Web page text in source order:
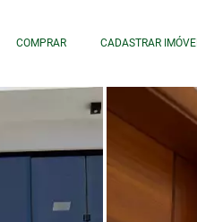
COMPRAR CADASTRAR